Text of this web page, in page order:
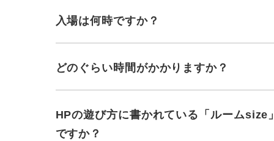
入場は何時ですか？
どのぐらい時間がかかりますか？
HPの遊び方に書かれている「ルームsize
ですか？